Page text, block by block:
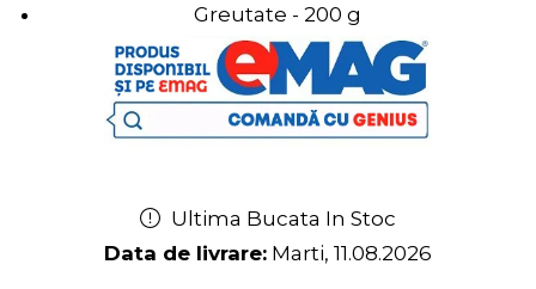
Greutate - 200 g​ ​​​​​
Ultima Bucata In Stoc
Data de livrare: Marti, 11.08.2026